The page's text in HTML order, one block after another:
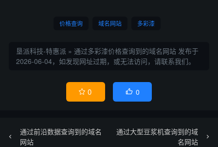
价格查询 域名网站 多彩漆
垦派科技-特惠派 » 通过多彩漆价格查询到的域名网站 发布于
2026-06-04，如发现网址过期，或无法访问，请联系我们。
 0  0
通过前沿数据查询到的域名
网站
通过大型豆浆机查询到的域
名网站